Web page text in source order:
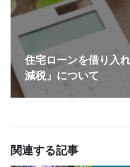
住宅ローンを借り入
減税」について
関連する記事